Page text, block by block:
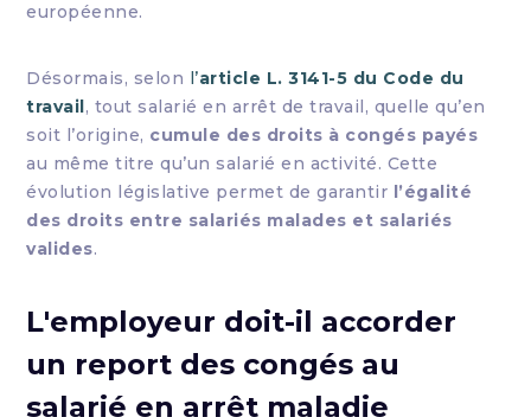
européenne.
Désormais, selon l’article L. 3141-5 du Code du
travail, tout salarié en arrêt de travail, quelle qu’en
soit l’origine, cumule des droits à congés payés
au même titre qu’un salarié en activité. Cette
évolution législative permet de garantir l’égalité
des droits entre salariés malades et salariés
valides.
L'employeur doit-il accorder
un report des congés au
salarié en arrêt maladie